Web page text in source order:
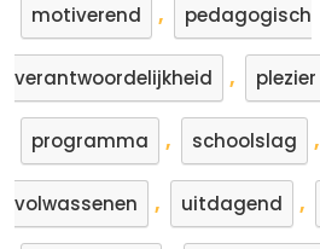
motiverend , pedagogisch
verantwoordelijkheid , plezier
programma , schoolslag ,
volwassenen , uitdagend ,